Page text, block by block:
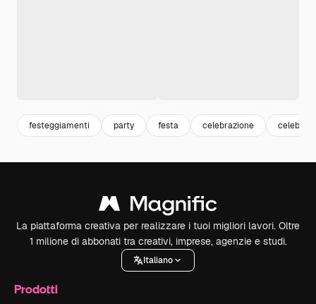
festeggiamenti party festa celebrazione
La piattaforma creativa per realizzare i tuoi migliori lavori. Oltre
1 milione di abbonati tra creativi, imprese, agenzie e studi.
Italiano
Prodotti